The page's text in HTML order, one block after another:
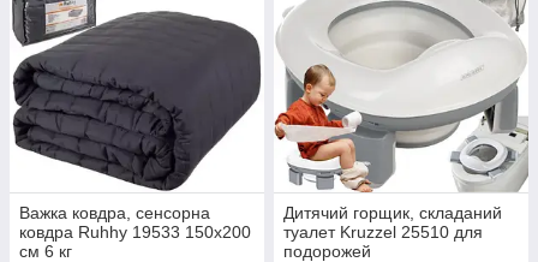
Важка ковдра, сенсорна
ковдра Ruhhy 19533 150х200
см 6 кг
Дитячий горщик, складаний
туалет Kruzzel 25510 для
подорожей